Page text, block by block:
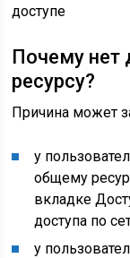
доступе
Почему нет
ресурсу?
Причина может
у
общему
вкладке
доступа по
у